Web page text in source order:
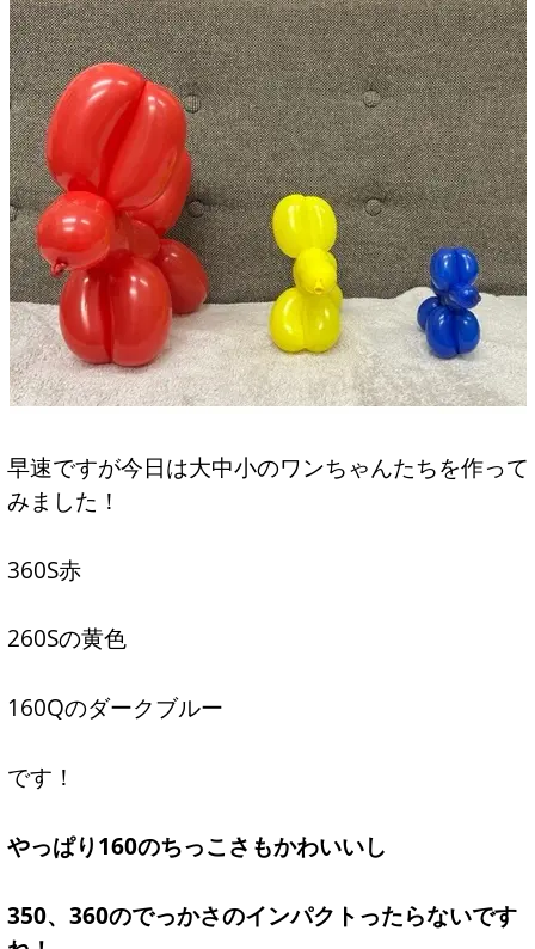
早速ですが今日は大中小のワンちゃんたちを作って
みました！
360S赤
260Sの黄色
160Qのダークブルー
です！
やっぱり160のちっこさもかわいいし
350、360のでっかさのインパクトったらないです